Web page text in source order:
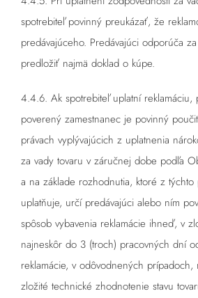
spotrebiteľ povinný preukázať, že
predávajúceho. Predávajúci odporúča
predložiť najmä doklad o kúpe.
4.4.6. Ak spotrebiteľ uplatní reklamáciu,
poverený zamestnanec je povinný
právach vyplývajúcich z uplatnenia
za vady tovaru v záručnej dobe podľa
a na základe rozhodnutia, ktoré z týchto
uplatňuje, určí predávajúci alebo ním
spôsob vybavenia reklamácie ihneď, v
najneskôr do 3 (troch) pracovných dní
reklamácie, v odôvodnených prípadoch,
zložité technické zhodnotenie stavu